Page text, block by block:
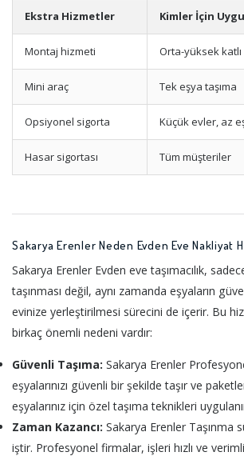
Ekstra Hizmetler Kimler İçin
Montaj hizmeti Orta-yüksek
Mini araç Tek eşya taşıma
Opsiyonel sigorta Küçük evler, az
Hasar sigortası Tüm müşteriler
Sakarya Erenler Neden Evden Eve Nakliyat
Sakarya Erenler Evden eve taşımacılık,
taşınması değil, aynı zamanda eşyaların
evinize yerleştirilmesi sürecini de içerir. Bu
birkaç önemli nedeni vardır:
Güvenli Taşıma: Sakarya Erenler
eşyalarınızı güvenli bir şekilde taşır ve
eşyalarınız için özel taşıma teknikleri
Zaman Kazancı: Sakarya Erenler Taşınma
iştir. Profesyonel firmalar, işleri hızlı ve